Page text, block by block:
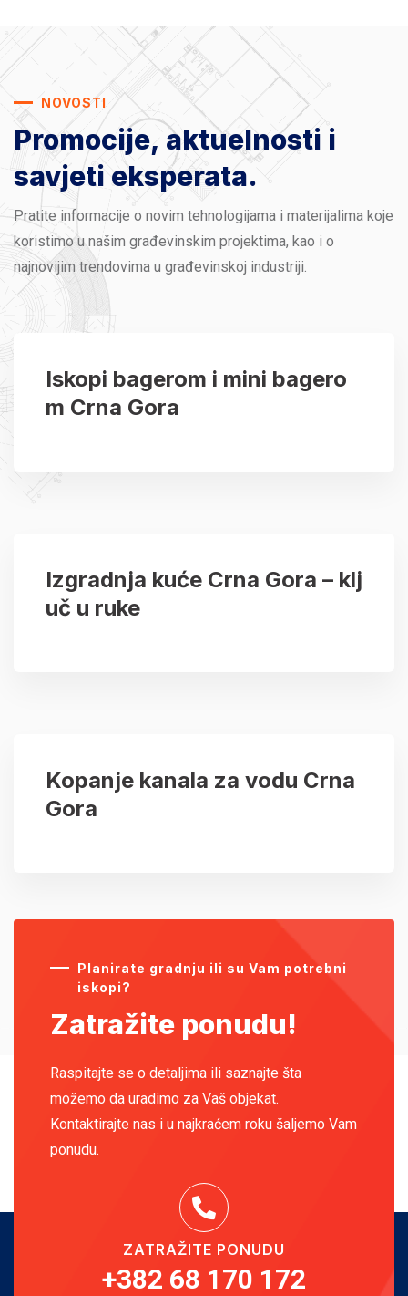
NOVOSTI
Promocije, aktuelnosti i
savjeti eksperata.
Pratite informacije o novim tehnologijama i materijalima koje
koristimo u našim građevinskim projektima, kao i o
najnovijim trendovima u građevinskoj industriji.
Iskopi bagerom i mini bagero
m Crna Gora
Izgradnja kuće Crna Gora – klj
uč u ruke
Kopanje kanala za vodu Crna
Gora
Planirate gradnju ili su Vam potrebni
iskopi?
Zatražite ponudu!
Raspitajte se o detaljima ili saznajte šta
možemo da uradimo za Vaš objekat.
Kontaktirajte nas i u najkraćem roku šaljemo Vam
ponudu.
ZATRAŽITE PONUDU
+382 68 170 172